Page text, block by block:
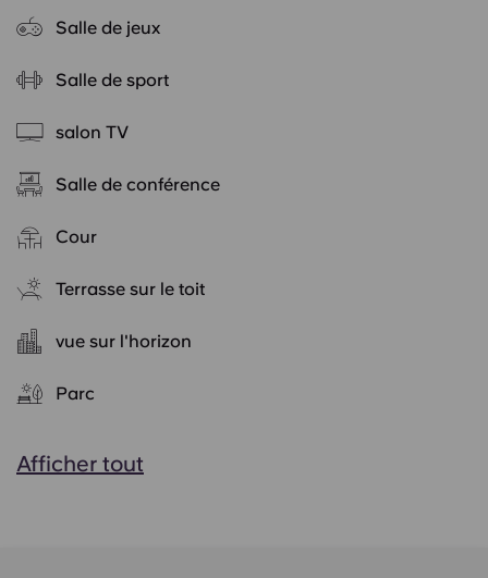
Salle de jeux
Salle de sport
salon TV
Salle de conférence
Cour
Terrasse sur le toit
vue sur l'horizon
Parc
Afficher tout